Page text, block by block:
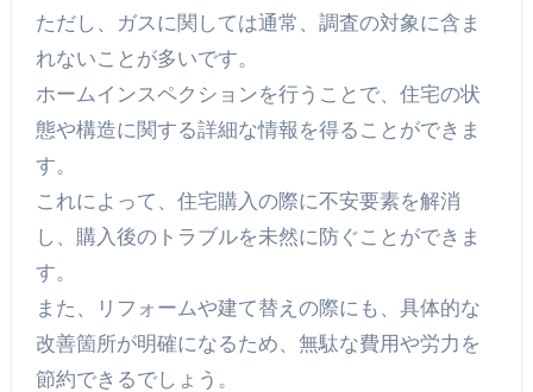
ただし、ガスに関しては通常、調査の対象に含ま
れないことが多いです。
ホームインスペクションを行うことで、住宅の状
態や構造に関する詳細な情報を得ることができま
す。
これによって、住宅購入の際に不安要素を解消
し、購入後のトラブルを未然に防ぐことができま
す。
また、リフォームや建て替えの際にも、具体的な
改善箇所が明確になるため、無駄な費用や労力を
節約できるでしょう。